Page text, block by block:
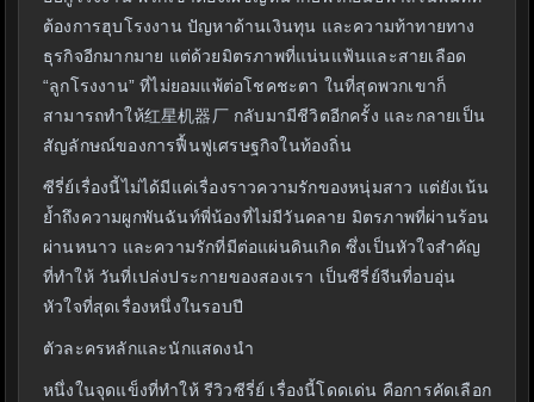
ต้องการฮุบโรงงาน ปัญหาด้านเงินทุน และความท้าทายทาง
ธุรกิจอีกมากมาย แต่ด้วยมิตรภาพที่แน่นแฟ้นและสายเลือด
“ลูกโรงงาน” ที่ไม่ยอมแพ้ต่อโชคชะตา ในที่สุดพวกเขาก็
สามารถทำให้红星机器厂 กลับมามีชีวิตอีกครั้ง และกลายเป็น
สัญลักษณ์ของการฟื้นฟูเศรษฐกิจในท้องถิ่น
ซีรี่ย์เรื่องนี้ไม่ได้มีแค่เรื่องราวความรักของหนุ่มสาว แต่ยังเน้น
ย้ำถึงความผูกพันฉันท์พี่น้องที่ไม่มีวันคลาย มิตรภาพที่ผ่านร้อน
ผ่านหนาว และความรักที่มีต่อแผ่นดินเกิด ซึ่งเป็นหัวใจสำคัญ
ที่ทำให้ วันที่เปล่งประกายของสองเรา เป็นซีรี่ย์จีนที่อบอุ่น
หัวใจที่สุดเรื่องหนึ่งในรอบปี
ตัวละครหลักและนักแสดงนำ
หนึ่งในจุดแข็งที่ทำให้ รีวิวซีรี่ย์ เรื่องนี้โดดเด่น คือการคัดเลือก